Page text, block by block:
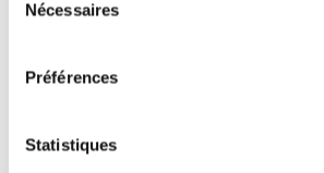
Nécessaires
Préférences
Statistiquessuivre - Indicatif Passé